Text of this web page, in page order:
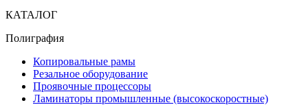
КАТАЛОГ
Полиграфия
Копировальные рамы
Резальное оборудование
Проявочные процессоры
Ламинаторы промышленные (высокоскоростные)